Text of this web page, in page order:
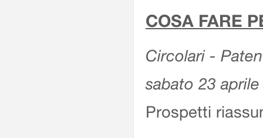
COSA FARE
Circolari -
sabato 23
Prospetti